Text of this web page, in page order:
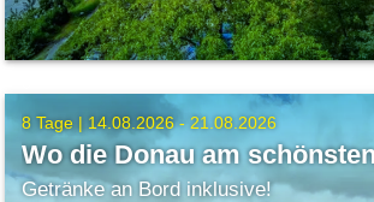
8 Tage | 14.08.2026 - 21.08.2026
Wo die Donau am
Getränke an Bord inklusive!